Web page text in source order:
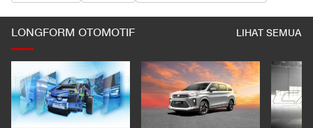
LONGFORM OTOMOTIF LIHAT SEMUA